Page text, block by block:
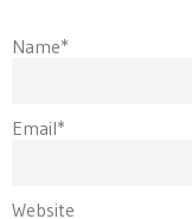
Name*
Email*
Website